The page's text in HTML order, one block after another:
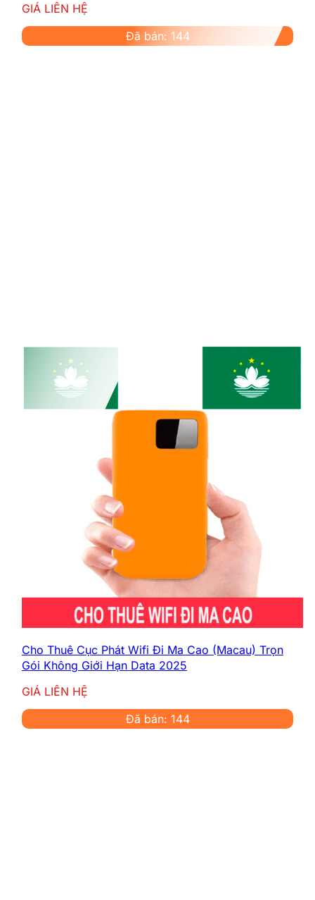
GIÁ LIÊN HỆ
Đã bán: 144
Cho Thuê Cục Phát Wifi Đi Ma Cao (Macau) Trọn
Gói Không Giới Hạn Data 2025
GIÁ LIÊN HỆ
Đã bán: 144